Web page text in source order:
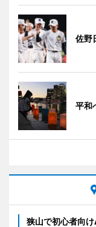
佐野
平和
狭山で初心者向